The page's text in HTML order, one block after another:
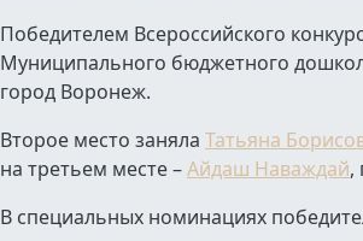
Победителем Всероссийского
Муниципального бюджетного
город Воронеж.
Второе место заняла Татьяна
на третьем месте –Айдаш Наваждай,
В специальных номинациях